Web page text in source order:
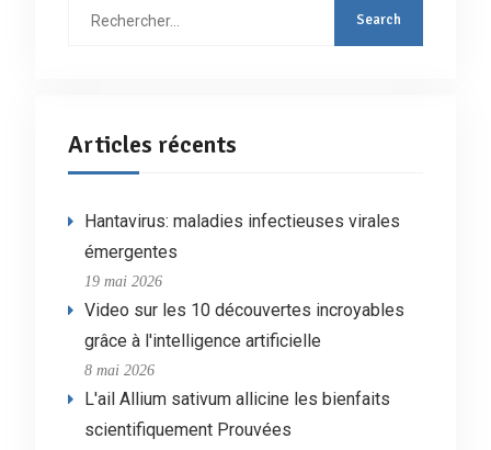
Articles récents
Hantavirus: maladies infectieuses virales
émergentes
19 mai 2026
Video sur les 10 découvertes incroyables
grâce à l'intelligence artificielle
8 mai 2026
L'ail Allium sativum allicine les bienfaits
scientifiquement Prouvées